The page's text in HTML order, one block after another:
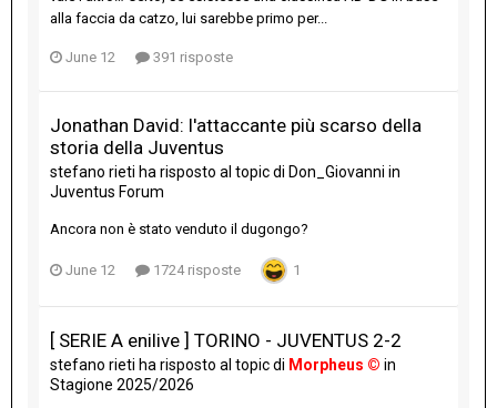
alla faccia da catzo, lui sarebbe primo per...
June 12 391 risposte
Jonathan David: l'attaccante più scarso della
storia della Juventus
stefano rieti ha risposto al topic di Don_Giovanni in
Juventus Forum
Ancora non è stato venduto il dugongo?
June 12 1724 risposte 1
[ SERIE A enilive ] TORINO - JUVENTUS 2-2
stefano rieti ha risposto al topic di Morpheus © in
Stagione 2025/2026